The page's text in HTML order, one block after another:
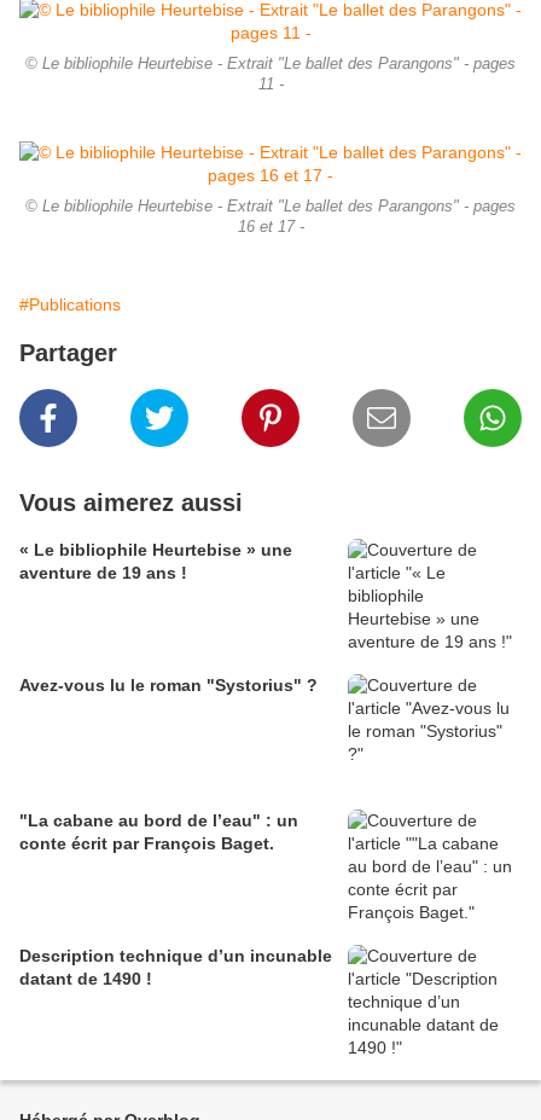
© Le bibliophile Heurtebise - Extrait "Le ballet des Parangons" - pages
11 -
© Le bibliophile Heurtebise - Extrait "Le ballet des Parangons" - pages
16 et 17 -
#Publications
Partager
Vous aimerez aussi
« Le bibliophile Heurtebise » une
aventure de 19 ans !
Avez-vous lu le roman "Systorius" ?
"La cabane au bord de l’eau" : un
conte écrit par François Baget.
Description technique d’un incunable
datant de 1490 !